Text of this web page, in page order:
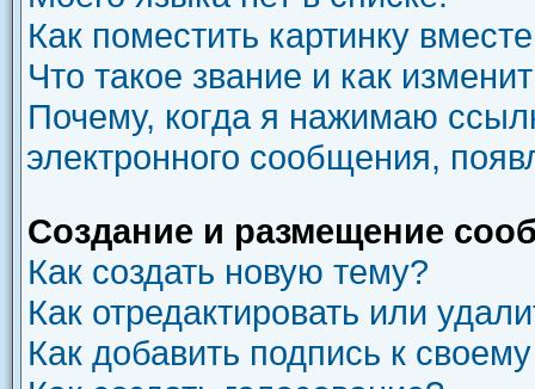
Как поместить картинку
Что такое звание и как
Почему, когда я нажимаю
электронного сообщения,
Создание и размещение
Как создать новую тему?
Как отредактировать или
Как добавить подпись к